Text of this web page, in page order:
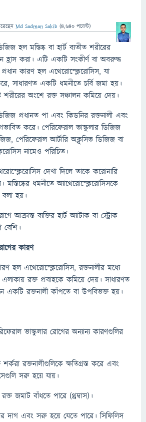
Md Sadman Sakib (4,640 পয়েন্ট)
হল মস্তিষ্ক বা হার্ট ব্যতীত শরীরের
হ্রাস করা। এটি একটি সংকীর্ণ বা অবরুদ্ধ
প্রধান কারণ হল এথেরোস্ক্লেরোসিস, যা
সাধারণত একটি ধমনীতে চর্বি জমা হয়।
শরীরের অংশে রক্ত ​​সঞ্চালন কমিয়ে দেয়।
প্রধানত পা এবং কিডনির রক্তনালী এবং
করে। পেরিফেরাল ভাস্কুলার ডিজিজ
পেরিফেরাল আর্টারি অক্লুসিভ ডিজিজ বা
নামেও পরিচিত।
দেখা দিলে তাকে করোনারি
ধমনীতে অ্যাথেরোস্ক্লেরোসিসকে
বলা হয়।
আক্রান্ত ব্যক্তির হার্ট অ্যাটাক বা স্ট্রোক
বেশি।
কারণ
হল এথেরোস্ক্লেরোসিস, রক্তনালীর মধ্যে
রক্ত ​​প্রবাহকে কমিয়ে দেয়। সাধারণত
একটি রক্তনালী কাঁপতে বা উপবিভক্ত হয়।
ভাস্কুলার রোগের অন্যান্য কারণগুলির
রক্তনালীগুলিকে ক্ষতিগ্রস্ত করে এবং
সরু হয়ে যায়।
​​জমাট বাঁধতে পারে (থ্রম্বাস)।
দাগ এবং সরু হয়ে যেতে পারে। সিফিলিস